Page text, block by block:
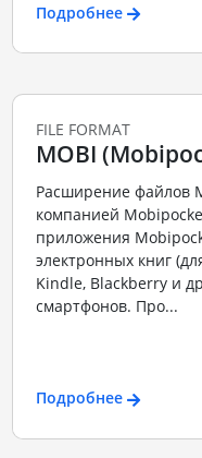
Подробнее
FILE FORMAT
MOBI
Расширение файлов
компанией
приложения
электронных книг
Kindle, Blackberry и
смартфонов. Про...
Подробнее